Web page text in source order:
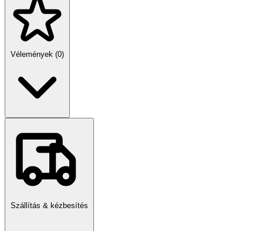
Vélemények (0)
Szállítás & kézbesítés